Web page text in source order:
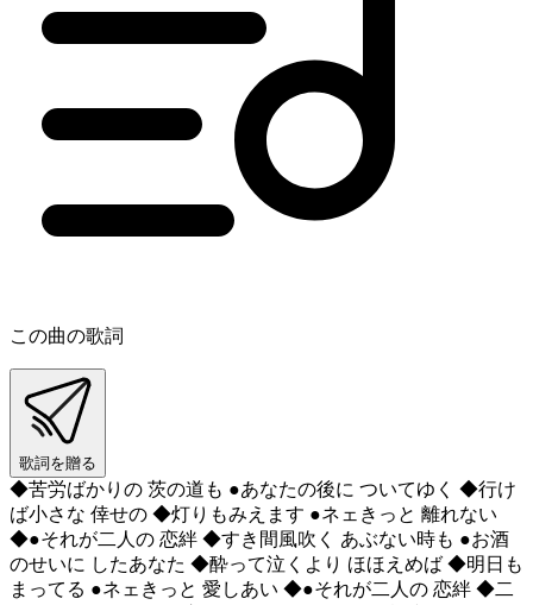
この曲の歌詞
歌詞を贈る
◆苦労ばかりの 茨の道も ●あなたの後に ついてゆく ◆行け
ば小さな 倖せの ◆灯りもみえます ●ネェきっと 離れない
◆●それが二人の 恋絆 ◆すき間風吹く あぶない時も ●お酒
のせいに したあなた ◆酔って泣くより ほほえめば ◆明日も
まってる ●ネェきっと 愛しあい ◆●それが二人の 恋絆 ◆二